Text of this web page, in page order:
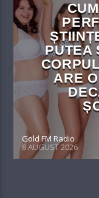
PUTEA
ARE O
Gold FM Radio
8 AUGUST 2026